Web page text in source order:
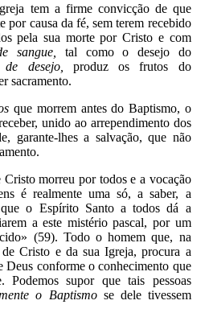
tem a firme convicção de que
por causa da fé, sem terem recebido
pela sua morte por Cristo e com
sangue,
tal como o desejo do
de desejo,
produz os frutos do
sacramento.
que morrem antes do Baptismo, o
unido ao arrependimento dos
garante-lhes a salvação, que não
morreu por todos e a vocação
é realmente uma só, a saber, a
o Espírito Santo a todos dá a
a este mistério pascal, por um
(59). Todo o homem que, na
Cristo e da sua Igreja, procura a
Deus conforme o conhecimento que
Podemos supor que tais pessoas
o Baptismo se dele tivessem